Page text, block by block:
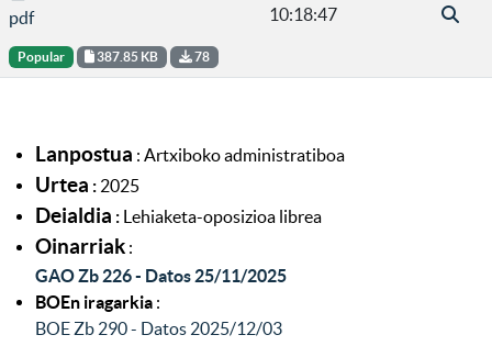
pdf
Popular 387.85 KB 78
10:18:47
Lanpostua : Artxiboko administratiboa
Urtea : 2025
Deialdia : Lehiaketa-oposizioa librea
Oinarriak :
GAO Zb 226 - Datos 25/11/2025
BOEn iragarkia :
BOE Zb 290 - Datos 2025/12/03